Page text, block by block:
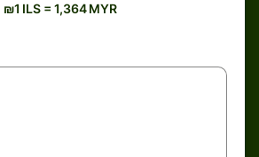
₪1 ILS = 1,364 MYR